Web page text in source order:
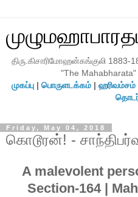
திரு.கிசாரிமோஹன்கங்குலி
"The Mahabharata"
முகப்பு| பொருளடக்கம்| ஹரிவம்சம்
Friday, May 04, 2018
கொடூரன்! -
A malevolent
Section-164 |